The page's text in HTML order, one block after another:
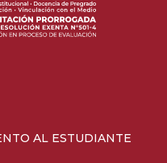
AL ESTUDIANTE